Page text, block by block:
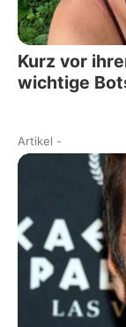
Kurz vor
wichtige
Artikel -